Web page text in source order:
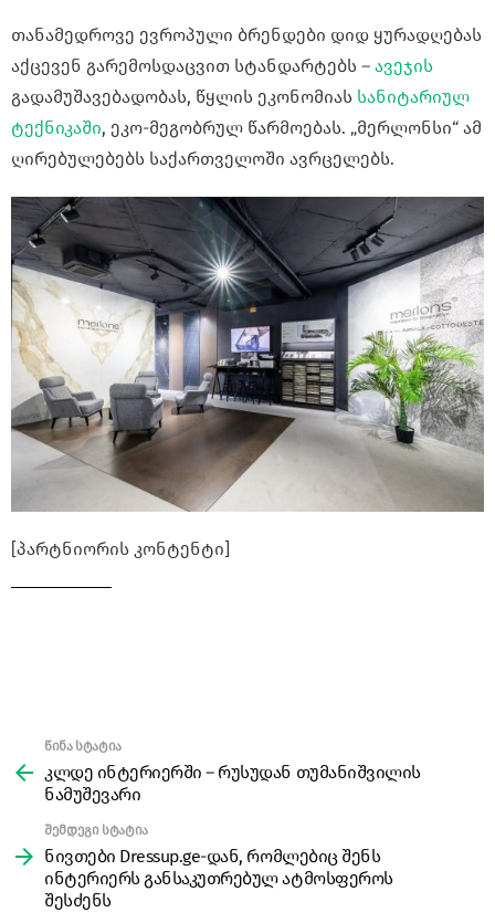
თანამედროვე ევროპული ბრენდები დიდ ყურადღებას
აქცევენ გარემოსდაცვით სტანდარტებს – ავეჯის
გადამუშავებადობას, წყლის ეკონომიას სანიტარიულ
ტექნიკაში, ეკო-მეგობრულ წარმოებას. „მერლონსი“ ამ
ღირებულებებს საქართველოში ავრცელებს.
[პარტნიორის კონტენტი]
more
წინა სტატია
კლდე ინტერიერში – რუსუდან თუმანიშვილის
ნამუშევარი
შემდეგი სტატია
ნივთები Dressup.ge-დან, რომლებიც შენს
ინტერიერს განსაკუთრებულ ატმოსფეროს
შესძენს